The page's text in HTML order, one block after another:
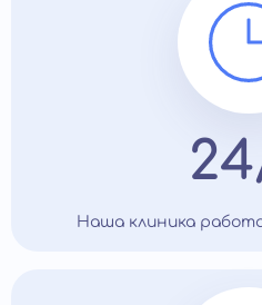
Наша клиника